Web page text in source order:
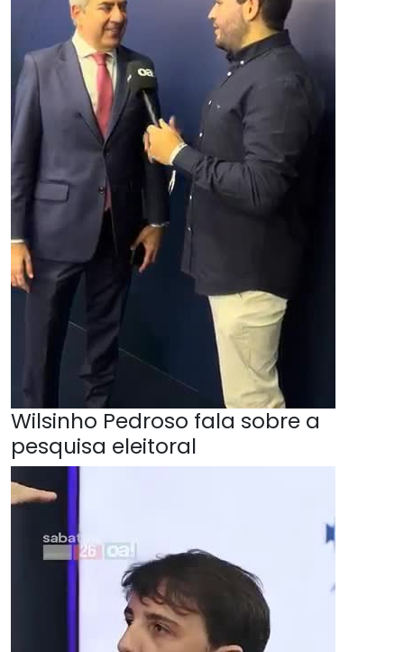
Wilsinho Pedroso fala sobre a
pesquisa eleitoral